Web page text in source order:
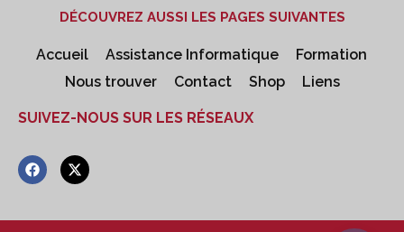
DÉCOUVREZ AUSSI LES PAGES SUIVANTES
Accueil Assistance Informatique
Formation
Nous trouver
Contact Shop Liens
SUIVEZ-NOUS SUR LES RÉSEAUX
F
a
b
X
-
i